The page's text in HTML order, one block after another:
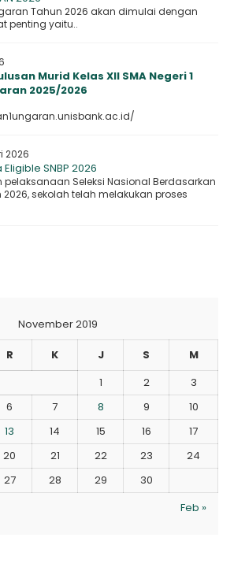
Tahun 2026 akan dimulai dengan
penting yaitu..
Murid Kelas XII SMA Negeri 1
2025/2026
2026
SNBP 2026
Seleksi Nasional Berdasarkan
2026, sekolah telah melakukan proses
November 2019
R K J S
M
1
2
3
6 7 8 9
10
13 14 15 16
17
20 21 22 23
24
27 28 29
30
Feb »